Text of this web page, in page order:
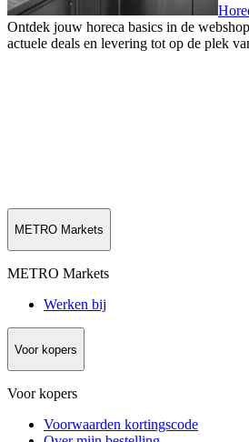
Ontdek jouw horeca basics in de
actuele deals en levering tot op de plek
METRO Markets
METRO Markets
Werken bij
Voor kopers
Voor kopers
Voorwaarden kortingscode